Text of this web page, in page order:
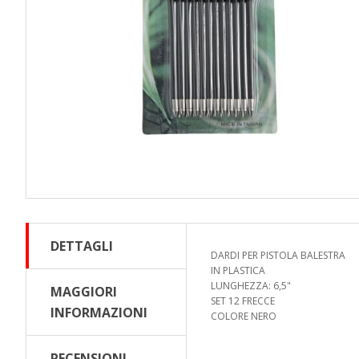
DETTAGLI
MAGGIORI
INFORMAZIONI
DARDI PER PISTOLA BALESTRA
IN PLASTICA
LUNGHEZZA: 6,5"
SET 12 FRECCE
COLORE NERO